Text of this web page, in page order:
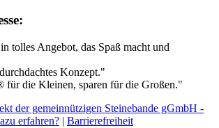
tolles Angebot, das Spaß macht und
Konzept."
die Kleinen, sparen für die Großen."
der gemeinnützigen Steinebande gGmbH -
erfahren? | Barrierefreiheit